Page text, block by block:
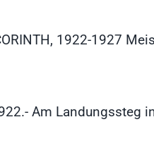
1922-1927
Am Landungssteg